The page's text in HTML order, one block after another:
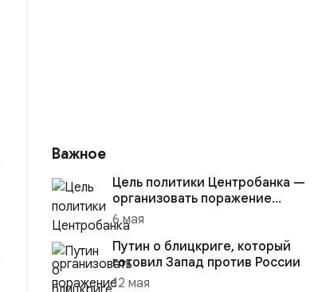
Важное
Цель политики Центробанка —
организовать поражение
России в вооружённом
конфликте с США
6 мая
Путин о блицкриге, который
готовил Запад против России
12 мая